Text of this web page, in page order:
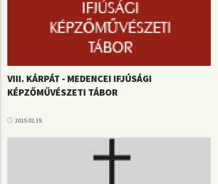
VIII. KÁRPÁT - MEDENCEI IFJÚSÁGI
KÉPZŐMŰVÉSZETI TÁBOR
2015.02.19.